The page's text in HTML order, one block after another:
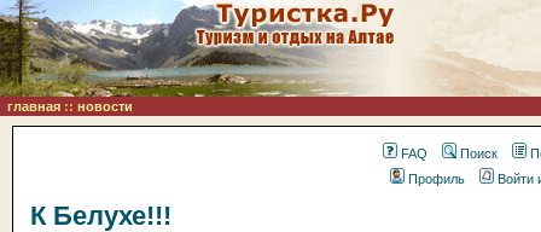
главная :: новости
FAQ Поиск
Профиль
Войти
К Белухе!!!